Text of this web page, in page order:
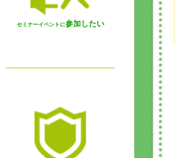
セミナーイベントに参加したい